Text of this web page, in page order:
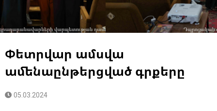
Փետրվար ամսվա
ամենաընթերցված գրքերը
05.03.2024